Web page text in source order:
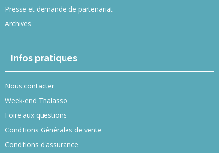
Presse et demande de partenariat
Archives
Infos pratiques
Nous contacter
Week-end Thalasso
Foire aux questions
Conditions Générales de vente
Conditions d'assurance